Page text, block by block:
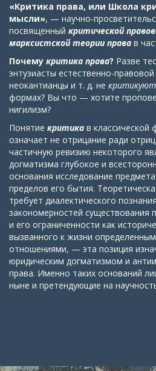
«Критика права, или Школа
мысли», — научно-
посвященный критической
марксистской теории права в
Почему критика права? Разве
энтузиасты естественно-
неокантианцы и т. д. не критикуют
формах? Вы что — хотите
нигилизм?
Понятие критика в классической
означает не отрицание ради
частичную ревизию некоторого
догматизма глубокое и
основания исследование
пределов его бытия.
требует диалектического
закономерностей существования
и его ограниченности как
вызванного к жизни
отношениями, — эта позиция
юридическим догматизмом и
права. Именно таких оснований
ныне и претендующие на